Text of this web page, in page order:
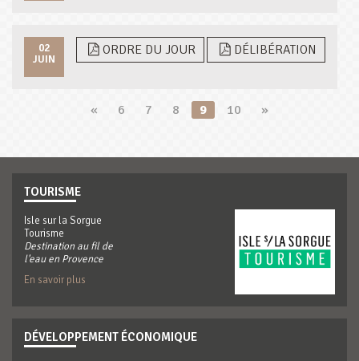
02
JUIN
ORDRE DU JOUR DÉLIBÉRATION
« 6 7 8 9 10 »
TOURISME
Isle sur la Sorgue
Tourisme
Destination au fil de
l'eau en Provence
En savoir plus
DÉVELOPPEMENT ÉCONOMIQUE